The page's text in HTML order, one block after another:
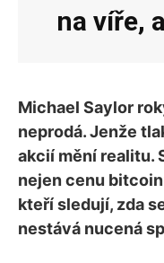
na víře,
Michael Saylor
neprodá. Jenže
akcií mění realitu.
nejen cenu
kteří sledují, zda
nestává nucená